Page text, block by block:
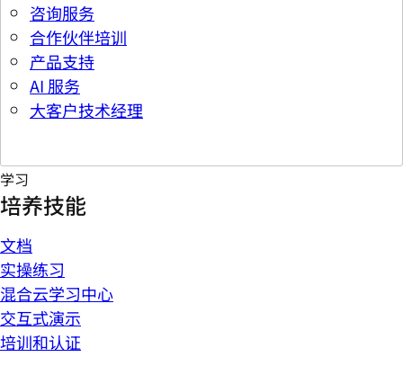
咨询服务
合作伙伴培训
产品支持
AI 服务
大客户技术经理
学习
培养技能
文档
实操练习
混合云学习中心
交互式演示
培训和认证